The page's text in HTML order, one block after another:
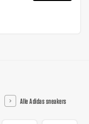
Alle Adidas sneakers